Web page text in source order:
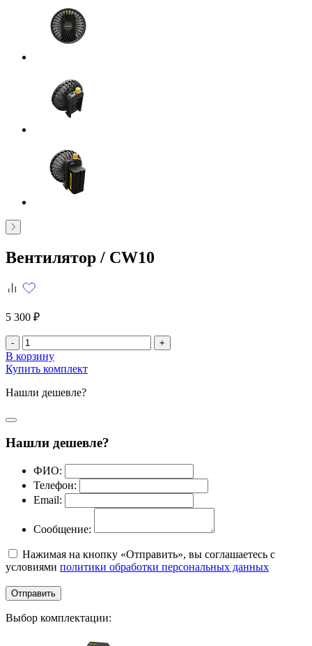
Вентилятор / CW10
5 300 ₽
- +
В корзину
Купить комплект
Нашли дешевле?
Нашли дешевле?
ФИО:
Телефон:
Email:
Сообщение:
Нажимая на кнопку «Отправить», вы соглашаетесь с
условиями политики обработки персональных данных
Отправить
Выбор комплектации: